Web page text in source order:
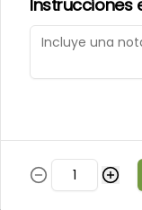
Instrucciones